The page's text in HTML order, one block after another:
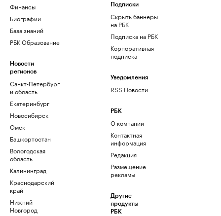
Финансы
Биографии
База знаний
РБК Образование
Новости
регионов
Санкт-Петербург
и область
Екатеринбург
Новосибирск
Омск
Башкортостан
Вологодская
область
Калининград
Краснодарский
край
Нижний
Новгород
Подписки
Скрыть баннеры
на РБК
Подписка на РБК
Корпоративная
подписка
Уведомления
RSS Новости
РБК
О компании
Контактная
информация
Редакция
Размещение
рекламы
Другие
продукты
РБК